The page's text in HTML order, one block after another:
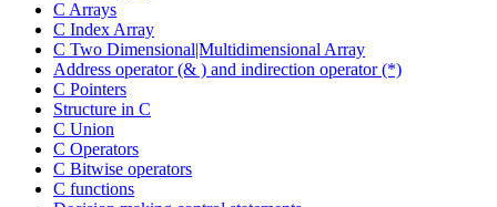
C Arrays
C Index Array
C Two Dimensional|Multidimensional Array
Address operator (& ) and indirection operator (*)
C Pointers
Structure in C
C Union
C Operators
C Bitwise operators
C functions